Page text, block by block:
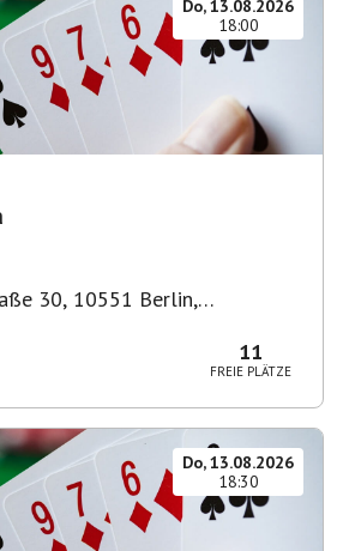
Do, 13.08.2026
18:00
30, 10551 Berlin,
11
FREIE PLÄTZE
Do, 13.08.2026
18:30